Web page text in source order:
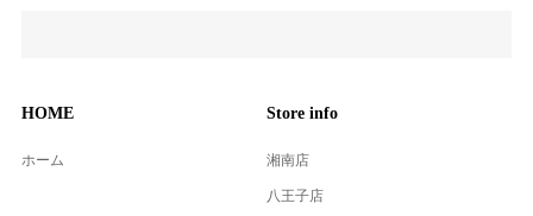
HOME
ホーム
Store info
湘南店
八王子店